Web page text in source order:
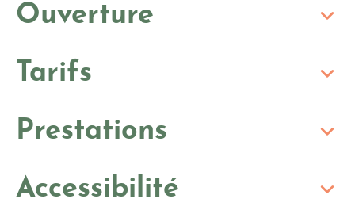
Ouverture
Tarifs
Prestations
Accessibilité